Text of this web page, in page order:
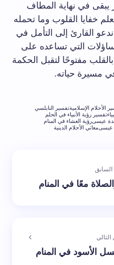
يبقى في نهاية المطاف
خفايا القلوب وما تحمله
القارئ إلى التأمل في
التي تساعده على
مفتوحًا لتقبل الحكمة
مسيرة حياته.
الأحلام الإسلاميةتفسير النابلسي
تفسير رؤية الأنبياء في الحلم
عيسىرؤية العشاء في المنام
عيسىمعاني الأحلام الدينية
السابق
معًا في المنام
التالي
الأسود في المنام